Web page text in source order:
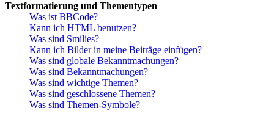
Textformatierung und Thementypen
Was ist BBCode?
Kann ich HTML benutzen?
Was sind Smilies?
Kann ich Bilder in meine Beiträge einfügen?
Was sind globale Bekanntmachungen?
Was sind Bekanntmachungen?
Was sind wichtige Themen?
Was sind geschlossene Themen?
Was sind Themen-Symbole?